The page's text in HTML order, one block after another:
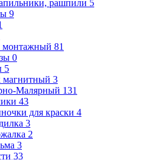
рашпили 5
9
монтажный 81
0
5
магнитный 3
Малярный 131
43
для краски 4
3
2
3
33